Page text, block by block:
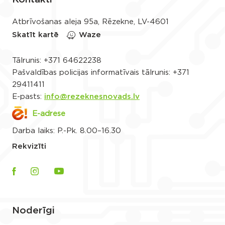
Atbrīvošanas aleja 95a, Rēzekne, LV-4601
Skatīt kartē
Waze
Tālrunis: +371 64622238
Pašvaldības policijas informatīvais tālrunis: +371
29411411
E-pasts: info@rezeknesnovads.lv
E-adrese
Darba laiks: P.-Pk. 8.00–16.30
Rekvizīti
Noderīgi